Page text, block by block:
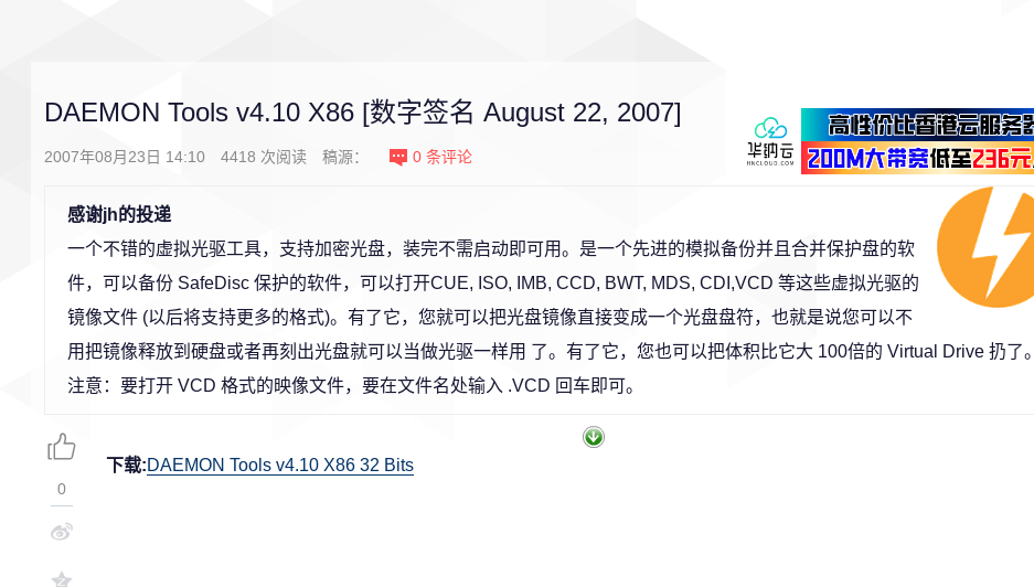
DAEMON Tools v4.10 X86 [数字签名 August 22, 2007]
2007年08月23日 14:10 4418 次阅读 稿源： 0 条评论
感谢jh的投递
一个不错的虚拟光驱工具，支持加密光盘，装完不需启动即可用。是一个先进的模拟备份并且合并保护盘的软
件，可以备份 SafeDisc 保护的软件，可以打开CUE, ISO, IMB, CCD, BWT, MDS, CDI,VCD 等这些虚拟光驱的
镜像文件 (以后将支持更多的格式)。有了它，您就可以把光盘镜像直接变成一个光盘盘符，也就是说您可以不
用把镜像释放到硬盘或者再刻出光盘就可以当做光驱一样用 了。有了它，您也可以把体积比它大 100倍的 Virtual Drive 扔了。
注意：要打开 VCD 格式的映像文件，要在文件名处输入 .VCD 回车即可。
下载:DAEMON Tools v4.10 X86 32 Bits
0